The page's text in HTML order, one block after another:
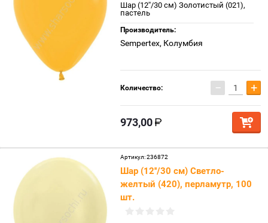
Шар (12''/30 см) Золотистый (021),
пастель
Производитель:
Sempertex, Колумбия
Количество: − +
973,00
Артикул:236872
Шар (12''/30 см) Светло-
желтый (420), перламутр, 100
шт.